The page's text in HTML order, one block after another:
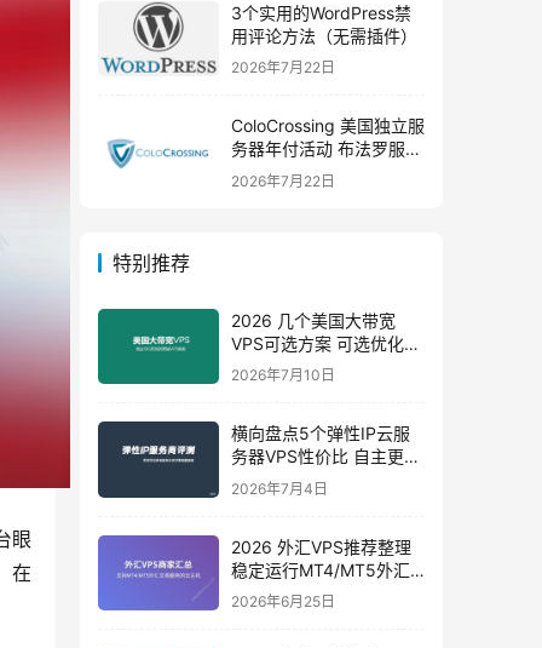
眼
在
3个实用的WordPress禁
用评论方法（无需插件）
2026年7月22日
ColoCrossing 美国独立服
务器年付活动 布法罗服务
器年付99美元
2026年7月22日
特别推荐
2026 几个美国大带宽
VPS可选方案 可选优化线
路 10G带宽
2026年7月10日
横向盘点5个弹性IP云服
务器VPS性价比 自主更换
机房IP 弹性小时计费
2026年7月4日
2026 外汇VPS推荐整理
稳定运行MT4/MT5外汇
交易专属VPS
2026年6月25日